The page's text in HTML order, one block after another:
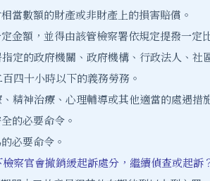
當數額的財產或非財產上的損害賠償。
金額，並得由該管檢察署依規定提撥一定
定的政府機關、政府機構、行政法人、社
四十小時以下的義務勞務。
精神治療、心理輔導或其他適當的處遇措
的必要命令。
必要命令。
察官會撤銷緩起訴處分，繼續偵查或起訴